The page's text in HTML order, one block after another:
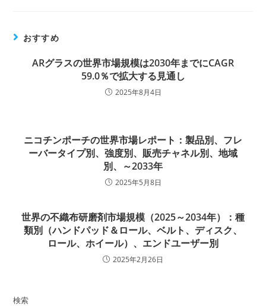
む おすすめ
ARグラスの世界市場規模は2030年までにCAGR
59.0％で拡大する見通し
2025年8月4日
ニコチンポーチの世界市場レポート：製品別、フレ
ーバータイプ別、強度別、販売チャネル別、地域
別、～2033年
2025年5月8日
世界の不織布研磨剤市場規模（2025～2034年）：種
類別（ハンドパッド＆ロール、ベルト、ディスク、
ロール、ホイール）、エンドユーザー別
2025年2月26日
検索